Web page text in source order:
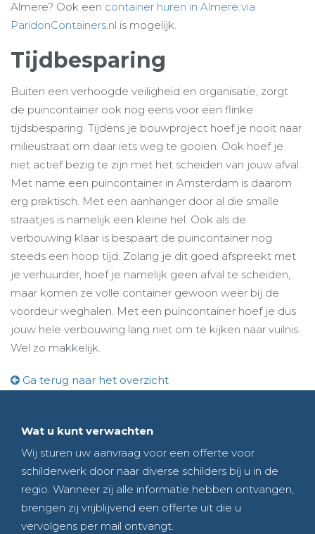
Almere? Ook een container huren in Almere via
ParidonContainers.nl is mogelijk.
Tijdbesparing
Buiten een verhoogde veiligheid en organisatie, zorgt
de puincontainer ook nog eens voor een flinke
tijdsbesparing. Tijdens je bouwproject hoef je nooit naar
milieustraat om daar iets weg te gooien. Ook hoef je
niet actief bezig te zijn met het scheiden van jouw afval.
Met name een puincontainer in Amsterdam is daarom
erg praktisch. Met een aanhanger door al die smalle
straatjes is namelijk een kleine hel. Ook als de
verbouwing klaar is bespaart de puincontainer nog
steeds een hoop tijd. Zolang je dit goed afspreekt met
je verhuurder, hoef je namelijk geen afval te scheiden,
maar komen ze volle container gewoon weer bij de
voordeur weghalen. Met een puincontainer hoef je dus
jouw hele verbouwing lang niet om te kijken naar vuilnis.
Wel zo makkelijk.
Ga terug naar het overzicht
Wat u kunt verwachten
Wij sturen uw aanvraag voor een offerte voor
schilderwerk door naar diverse schilders bij u in de
regio. Wanneer zij alle informatie hebben ontvangen,
brengen zij vrijblijvend een offerte uit die u
vervolgens per mail ontvangt.